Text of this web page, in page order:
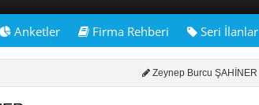
Anketler Firma Rehberi Seri İlanlar
Zeynep Burcu ŞAHİNER